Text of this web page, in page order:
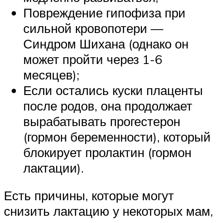
‌Повреждение гипофиза при
сильной кровопотери —
Синдром Шихана (однако он
может пройти через 1-6
месяцев);
Если остались куски плаценты
после родов, она продолжает
вырабатывать прогестерон
(гормон беременности), который
блокирует пролактин (гормон
лактации).
Есть причины, которые могут
снизить лактацию у некоторых мам,